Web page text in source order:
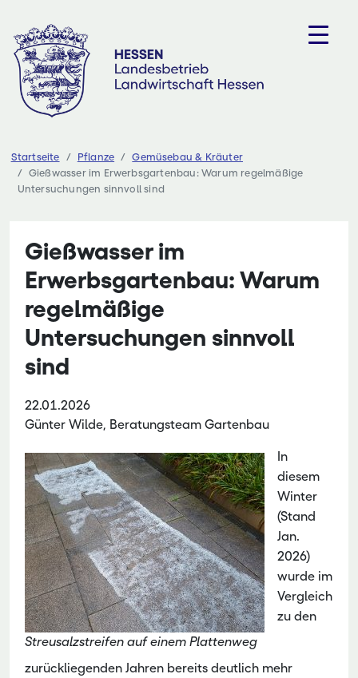
Inhalt
springen
Startseite Pflanze
Gemüsebau & Kräuter
Gießwasser im Erwerbsgartenbau: Warum regelmäßige
Untersuchungen sinnvoll sind
Gießwasser im
Erwerbsgartenbau: Warum
regelmäßige
Untersuchungen sinnvoll
sind
22.01.2026
Günter Wilde, Beratungsteam Gartenbau
Streusalzstreifen auf einem Plattenweg
In
diesem
Winter
(Stand
Jan.
2026)
wurde im
Vergleich
zu den
zurückliegenden Jahren bereits deutlich mehr